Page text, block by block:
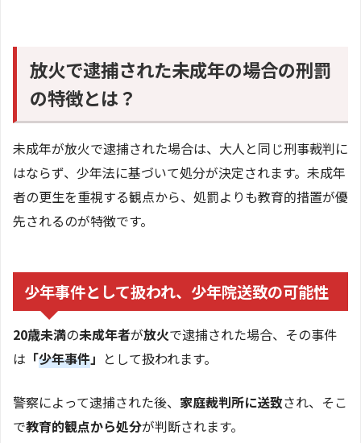
放火で逮捕された未成年の場合の刑罰
の特徴とは？
未成年が放火で逮捕された場合は、大人と同じ刑事裁判に
はならず、少年法に基づいて処分が決定されます。未成年
者の更生を重視する観点から、処罰よりも教育的措置が優
先されるのが特徴です。
少年事件として扱われ、少年院送致の可能性
20歳未満の未成年者が放火で逮捕された場合、その事件
は 「少年事件」 として扱われます。
警察によって逮捕された後、 家庭裁判所に送致され、そこ
で教育的観点から処分が判断されます。